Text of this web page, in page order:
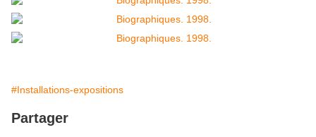
#Installations-expositions
Partager